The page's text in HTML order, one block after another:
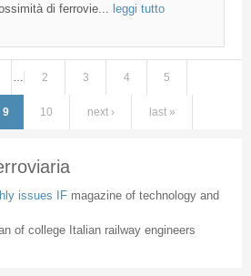
di ferrovie...
leggi tutto
… 2 3 4 5
9 10 next › last »
issues IF magazine of technology and
of college Italian railway engineers